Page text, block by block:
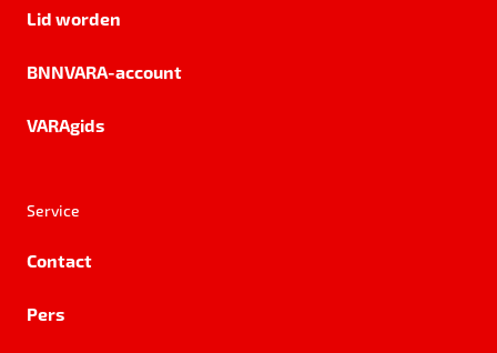
Lid worden
BNNVARA-account
VARAgids
Service
Contact
Pers